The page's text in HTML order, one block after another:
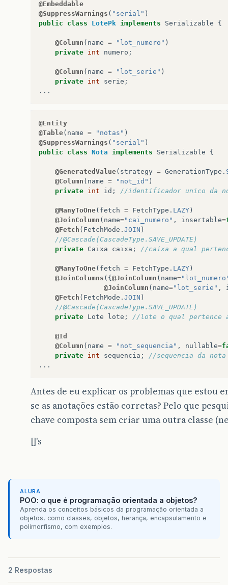
@Embeddable
@SuppressWarnings ( "serial" )
public
class LotePk implements Serializable {
@Column ( name = "lot_numero" )
private int numero ;
@Column ( name = "lot_serie" )
private int serie ;
...
@Entity
@Table( name = "notas" )
@SuppressWarnings ( "serial" )
public
class Nota implements Serializable {
@GeneratedValue( strategy = GenerationType .
@Column ( name = "not_id" )
private int id ; //identificador unico da
@ManyToOne( fetch = FetchType . LAZY )
@JoinColumn ( name="cai_numero" , insertable=
@Fetch ( FetchMode . JOIN )
//@Cascade(CascadeType.SAVE_UPDATE)
private Caixa caixa ; //caixa a qual
@ManyToOne( fetch = FetchType . LAZY )
@JoinColumns ({ @JoinColumn ( name=
@JoinColumn ( name="lot_serie" ,
@Fetch ( FetchMode . JOIN )
//@Cascade(CascadeType.SAVE_UPDATE)
private Lote lote ; //lote o qual pertence
@Id
@Column ( name = "not_sequencia" , nullable=
private int sequencia ;
//sequencia da
...
Antes de eu explicar os problemas que estou
se as anotações estão corretas? Pelo que
chave composta sem criar uma outra classe
[]'s
ALURA
POO: o que é programação orientada a objetos?
Aprenda os conceitos básicos da programação orientada a
objetos, como classes, objetos, herança, encapsulamento e
polimorfismo, com exemplos.
2 Respostas